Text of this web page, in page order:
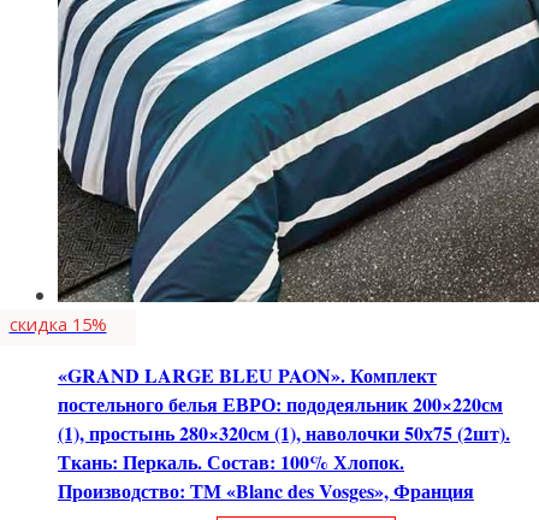
скидка 15%
«GRAND LARGE BLEU PAON». Комплект
постельного белья ЕВРО: пододеяльник 200×220см
(1), простынь 280×320см (1), наволочки 50х75 (2шт).
Ткань: Перкаль. Состав: 100% Хлопок.
Производство: ТМ «Blanc des Vosges», Франция